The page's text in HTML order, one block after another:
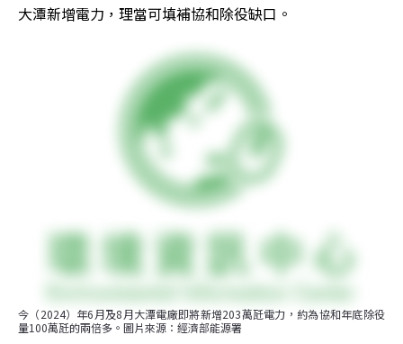
大潭新增電力，理當可填補協和除役缺口。
今（2024）年6月及8月大潭電廠即將新增203萬瓩電力，約為協和年底除役
量100萬瓩的兩倍多。圖片來源：經濟部能源署